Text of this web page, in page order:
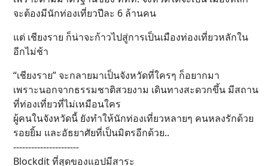
จะต้องมีนักท่องเที่ยวปีละ 6 ล้านคน
แต่ เชียงราย ก็น่าจะก้าวไปสู่การเป็นเมืองท่องเที่ยวหลักใน
อีกไม่ช้า
“เชียงราย” จะกลายมาเป็นจังหวัดที่ใครๆ ก็อยากมา
เพราะนอกจากธรรมชาติสวยงาม เดินทางสะดวกขึ้น มีสถาน
ที่ท่องเที่ยวที่ไม่เหมือนใคร
ผู้คนในจังหวัดนี้ ยังทำให้นักท่องเที่ยวหลายๆ คนหลงรักด้วย
รอยยิ้ม และอัธยาศัยที่เป็นมิตรอีกด้วย..
----------------------
Blockdit ที่สุดของแอปมีสาระ